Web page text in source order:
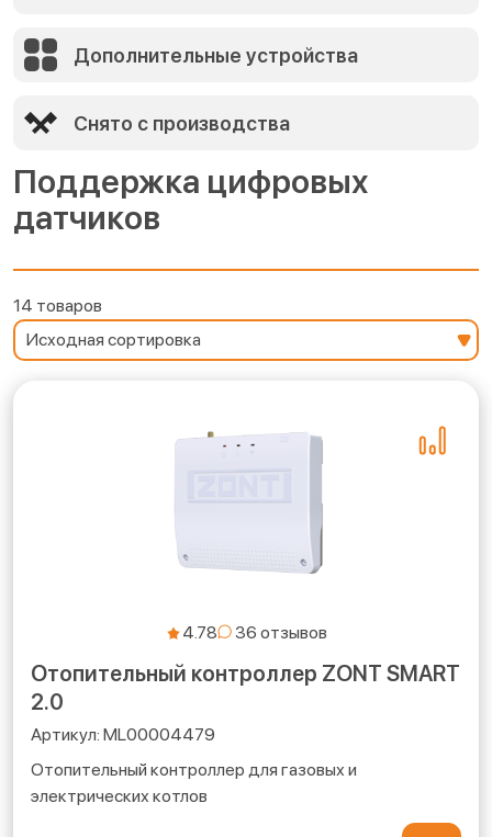
Дополнительные устройства
Снято с производства
Поддержка цифровых
датчиков
14 товаров
4.78
Отопительный контроллер ZONT SMART
2.0
ML00004479
Отопительный контроллер для газовых и
электрических котлов